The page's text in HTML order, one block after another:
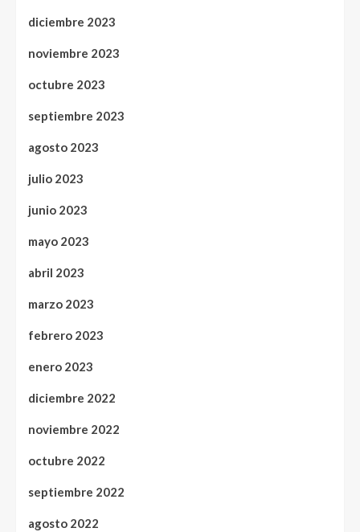
diciembre 2023
noviembre 2023
octubre 2023
septiembre 2023
agosto 2023
julio 2023
junio 2023
mayo 2023
abril 2023
marzo 2023
febrero 2023
enero 2023
diciembre 2022
noviembre 2022
octubre 2022
septiembre 2022
agosto 2022